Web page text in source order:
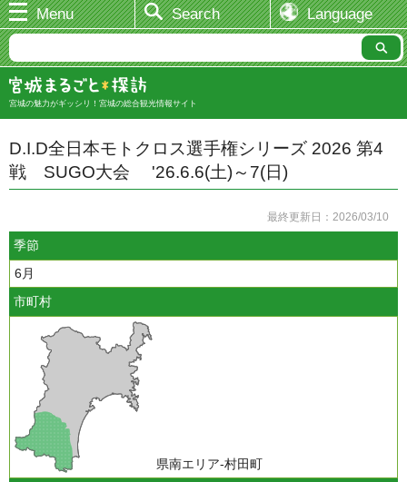
Menu Search Language
宮城の魅力がギッシリ！宮城の総合観光情報サイト
D.I.D全日本モトクロス選手権シリーズ 2026 第4
戦 SUGO大会 '26.6.6(土)～7(日)
最終更新日：2026/03/10
季節
6月
市町村
県南エリア-村田町